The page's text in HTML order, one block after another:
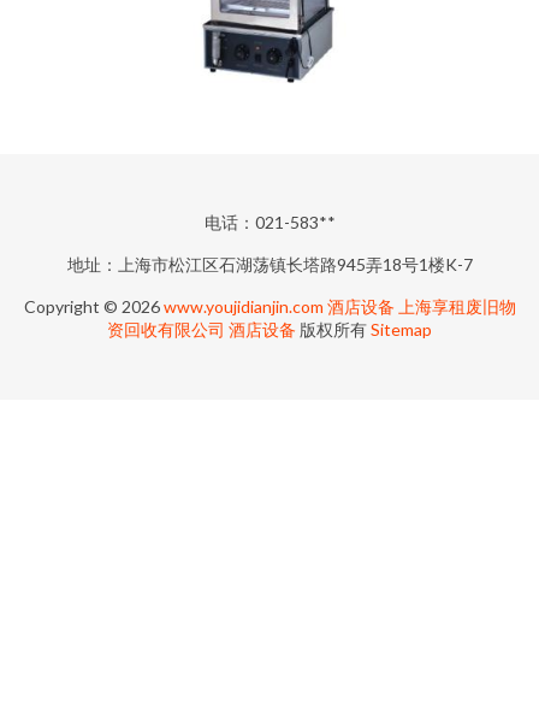
电话：021-583**
地址：上海市松江区石湖荡镇长塔路945弄18号1楼K-7
Copyright © 2026www.youjidianjin.com 酒店设备 上海享租废旧物
资回收有限公司 酒店设备 版权所有Sitemap